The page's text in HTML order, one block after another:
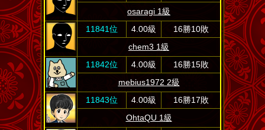
osaragi 1級
11841位
4.00級
16勝10敗
chem3 1級
11842位
4.00級
16勝15敗
mebius1972 2級
11843位
4.00級
16勝17敗
OhtaQU 1級